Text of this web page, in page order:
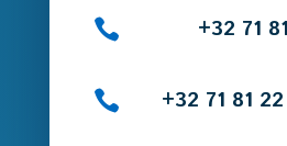
 +32 71
 +32 71 81